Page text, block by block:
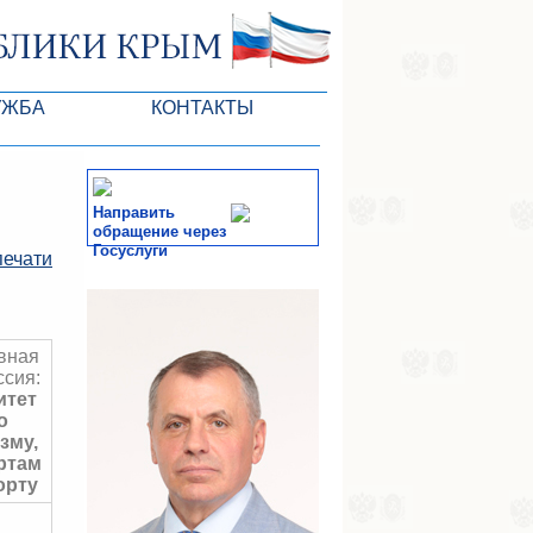
КОНТАКТЫ
Направить
обращение через
Госуслуги